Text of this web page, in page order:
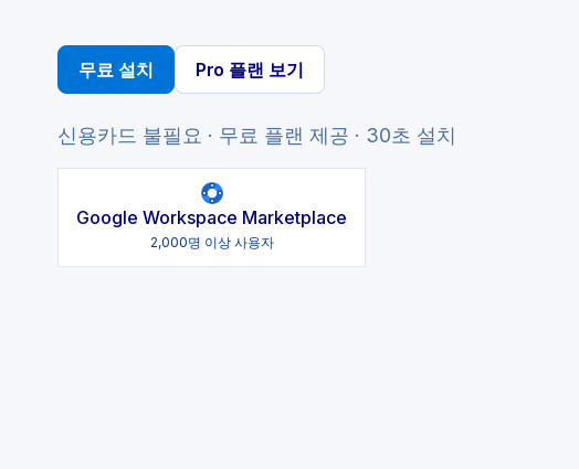
무료 설치 Pro 플랜 보기
신용카드 불필요 · 무료 플랜 제공 · 30초 설치
Google Workspace Marketplace
2,000명 이상 사용자